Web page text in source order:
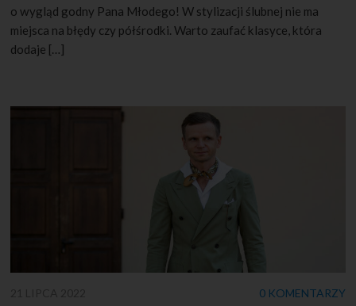
o wygląd godny Pana Młodego! W stylizacji ślubnej nie ma
miejsca na błędy czy półśrodki. Warto zaufać klasyce, która
dodaje […]
0 KOMENTARZY